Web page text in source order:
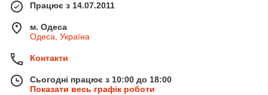
Працює з 14.07.2011
м. Одеса
Одеса, Україна
Контакти
Сьогодні працює з 10:00 до 18:00
Показати весь графік роботи